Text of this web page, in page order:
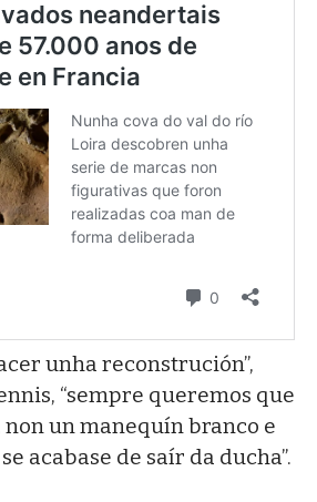
unha reconstrución”,
“sempre queremos que
non un manequín branco e
acabase de saír da ducha”.